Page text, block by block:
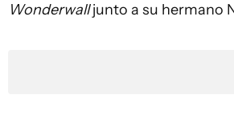
Wonderwalljunto a su hermano